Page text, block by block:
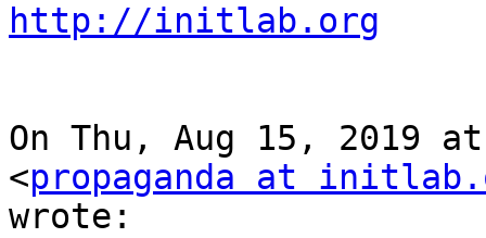
http://initlab.org
On Thu, Aug 15, 2019
<propaganda at
wrote: